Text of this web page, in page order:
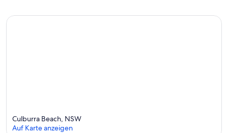
Culburra Beach, NSW
Auf Karte anzeigen